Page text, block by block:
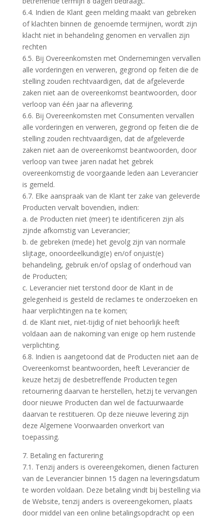
6.4. Indien de Klant geen melding maakt van gebreken
of klachten binnen de genoemde termijnen, wordt zijn
klacht niet in behandeling genomen en vervallen zijn
rechten
6.5. Bij Overeenkomsten met Ondernemingen vervallen
alle vorderingen en verweren, gegrond op feiten die de
stelling zouden rechtvaardigen, dat de afgeleverde
zaken niet aan de overeenkomst beantwoorden, door
verloop van één jaar na aflevering.
6.6. Bij Overeenkomsten met Consumenten vervallen
alle vorderingen en verweren, gegrond op feiten die de
stelling zouden rechtvaardigen, dat de afgeleverde
zaken niet aan de overeenkomst beantwoorden, door
verloop van twee jaren nadat het gebrek
overeenkomstig de voorgaande leden aan Leverancier
is gemeld.
6.7. Elke aanspraak van de Klant ter zake van geleverde
Producten vervalt bovendien, indien:
a. de Producten niet (meer) te identificeren zijn als
zijnde afkomstig van Leverancier;
b. de gebreken (mede) het gevolg zijn van normale
slijtage, onoordeelkundig(e) en/of onjuist(e)
behandeling, gebruik en/of opslag of onderhoud van
de Producten;
c. Leverancier niet terstond door de Klant in de
gelegenheid is gesteld de reclames te onderzoeken en
haar verplichtingen na te komen;
d. de Klant niet, niet-tijdig of niet behoorlijk heeft
voldaan aan de nakoming van enige op hem rustende
verplichting.
6.8. Indien is aangetoond dat de Producten niet aan de
Overeenkomst beantwoorden, heeft Leverancier de
keuze hetzij de desbetreffende Producten tegen
retournering daarvan te herstellen, hetzij te vervangen
door nieuwe Producten dan wel de factuurwaarde
daarvan te restitueren. Op deze nieuwe levering zijn
deze Algemene Voorwaarden onverkort van
toepassing.
7. Betaling en facturering
7.1. Tenzij anders is overeengekomen, dienen facturen
van de Leverancier binnen 15 dagen na leveringsdatum
te worden voldaan. Deze betaling vindt bij bestelling via
de Website, tenzij anders is overeengekomen, plaats
door middel van een online betalingsopdracht op een